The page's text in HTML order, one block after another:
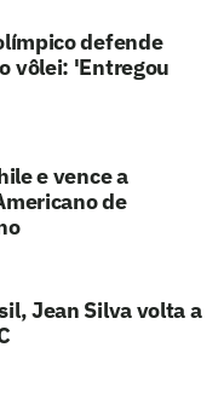
defende
vôlei: 'Entregou
e vence a
de
Jean Silva volta a